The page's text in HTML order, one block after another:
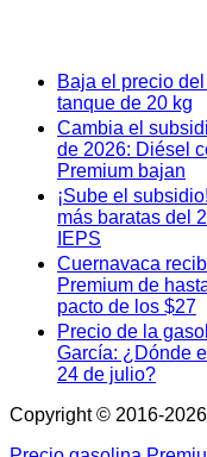
Baja el precio
tanque de 20 kg
Cambia el
de 2026: Diésel
Premium bajan
¡Sube el
más baratas del
IEPS
Cuernavaca
Premium de
pacto de los $27
Precio de la
García: ¿Dónde
24 de julio?
Copyright © 2016-